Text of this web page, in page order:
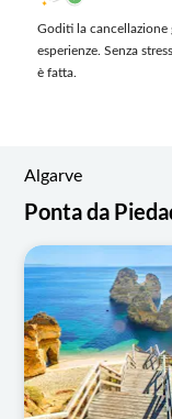
Goditi la cancellazione
esperienze. Senza
è fatta.
Algarve
Ponta da